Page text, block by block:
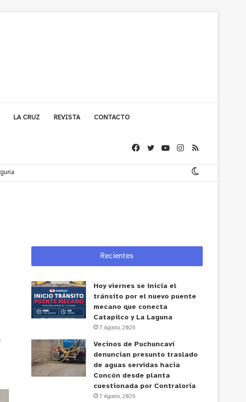
LA CRUZ REVISTA CONTACTO
cuestionada por Contraloría
Recientes
Hoy viernes se inicia el
tránsito por el nuevo puente
mecano que conecta
Catapilco y La Laguna
7 Agosto, 2026
Vecinos de Puchuncaví
denuncian presunto traslado
de aguas servidas hacia
Concón desde planta
cuestionada por Contraloría
7 Agosto, 2026